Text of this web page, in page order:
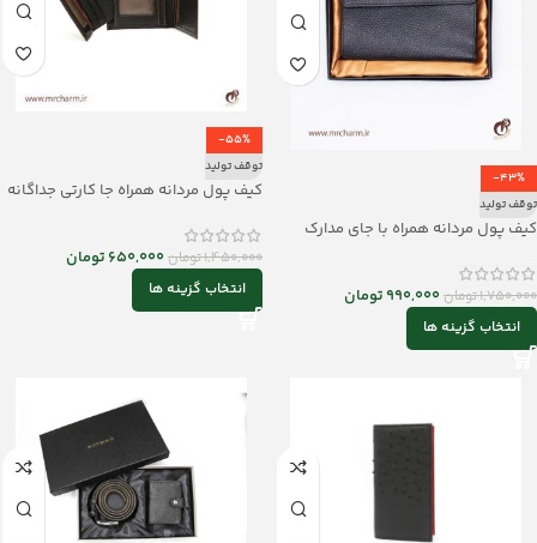
-43%
توقف تولید
کیف پول مردانه همراه با جای مدارک
1,750,000تومان990,000تومان
انتخاب گزینه ها
-55%
توقف تولید
کیف پول مردانه همراه جا کارتی جداگانه
1,450,000تومان650,000 تومان
انتخاب گزینه ها